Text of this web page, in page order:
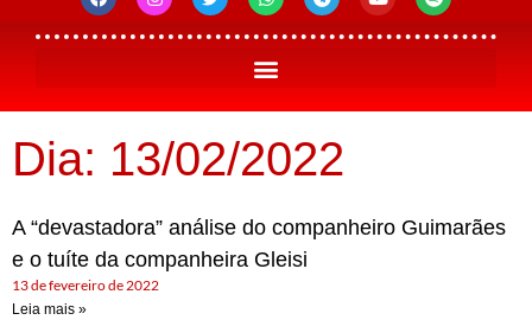
Dia: 13/02/2022
A “devastadora” análise do companheiro Guimarães
e o tuíte da companheira Gleisi
13 de fevereiro de 2022
Leia mais »